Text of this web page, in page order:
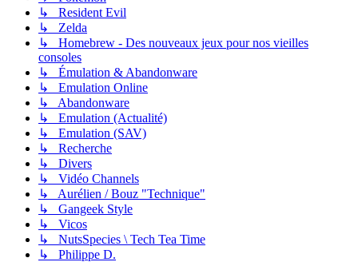
↳ Resident Evil
↳ Zelda
↳ Homebrew - Des nouveaux jeux pour nos vieilles
consoles
↳ Émulation & Abandonware
↳ Emulation Online
↳ Abandonware
↳ Emulation (Actualité)
↳ Emulation (SAV)
↳ Recherche
↳ Divers
↳ Vidéo Channels
↳ Aurélien / Bouz "Technique"
↳ Gangeek Style
↳ Vicos
↳ NutsSpecies \ Tech Tea Time
↳ Philippe D.